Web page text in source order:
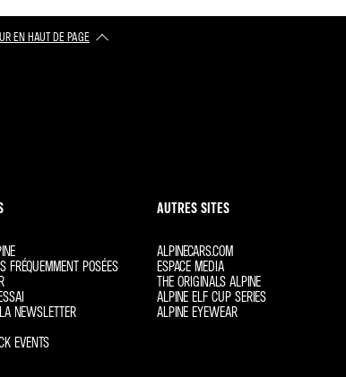
EN HAUT DE PAGE
FRÉQUEMMENT POSÉES
NEWSLETTER
EVENTS
AUTRES SITES
ALPINECARS.COM
ESPACE MEDIA
THE ORIGINALS ALPINE
ALPINE ELF CUP SERIES
ALPINE EYEWEAR